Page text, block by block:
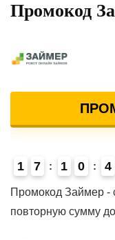
Промокод
1
4
7 1 0 4
Промокод Займер -
повторную сумму